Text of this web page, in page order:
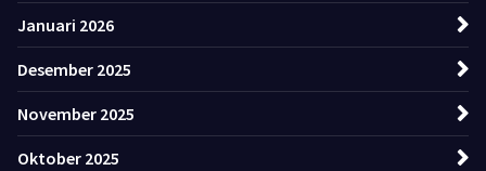
Januari 2026
Desember 2025
November 2025
Oktober 2025